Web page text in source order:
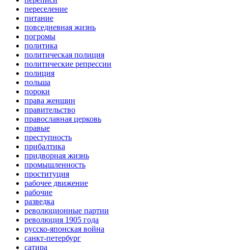
переселение
питание
повседневная жизнь
погромы
политика
политическая полиция
политические репрессии
полиция
польша
пороки
права женщин
правительство
православная церковь
правые
преступность
прибалтика
придворная жизнь
промышленность
проституция
рабочее движение
рабочие
разведка
революционные партии
революция 1905 года
русско-японская война
санкт-петербург
сатира